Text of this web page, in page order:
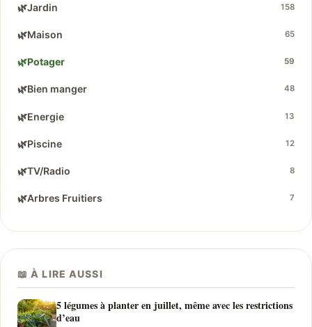
🌿Jardin 158
🌿Maison 65
🌿Potager 59
🌿Bien manger 48
🌿Energie 13
🌿Piscine 12
🌿TV/Radio 8
🌿Arbres Fruitiers 7
📖 À LIRE AUSSI
5 légumes à planter en juillet, même avec les restrictions
d’eau